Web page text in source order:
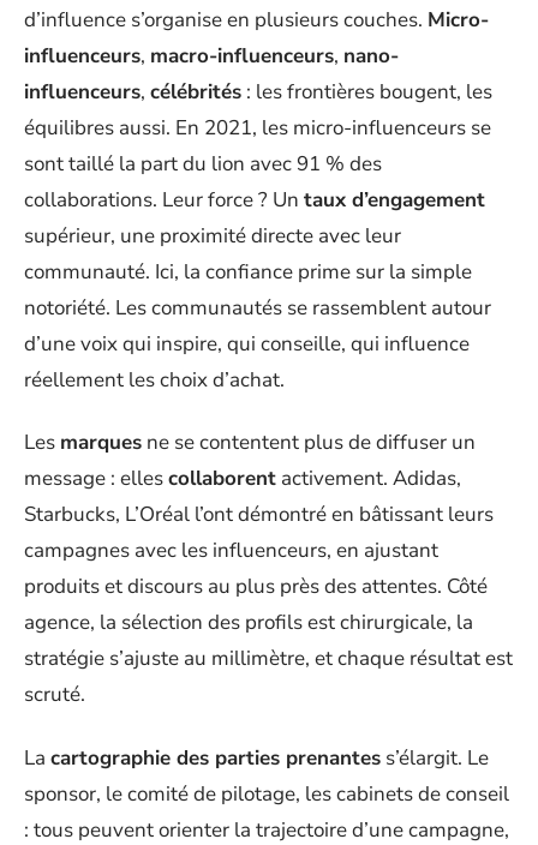
d’influence s’organise en plusieurs couches. Micro-
influenceurs, macro-influenceurs, nano-
influenceurs, célébrités : les frontières bougent, les
équilibres aussi. En 2021, les micro-influenceurs se
sont taillé la part du lion avec 91 % des
collaborations. Leur force ? Un taux d’engagement
supérieur, une proximité directe avec leur
communauté. Ici, la confiance prime sur la simple
notoriété. Les communautés se rassemblent autour
d’une voix qui inspire, qui conseille, qui influence
réellement les choix d’achat.
Les marques ne se contentent plus de diffuser un
message : ellescollaborent activement. Adidas,
Starbucks, L’Oréal l’ont démontré en bâtissant leurs
campagnes avec les influenceurs, en ajustant
produits et discours au plus près des attentes. Côté
agence, la sélection des profils est chirurgicale, la
stratégie s’ajuste au millimètre, et chaque résultat est
scruté.
La cartographie des parties prenantes s’élargit. Le
sponsor, le comité de pilotage, les cabinets de conseil
: tous peuvent orienter la trajectoire d’une campagne,